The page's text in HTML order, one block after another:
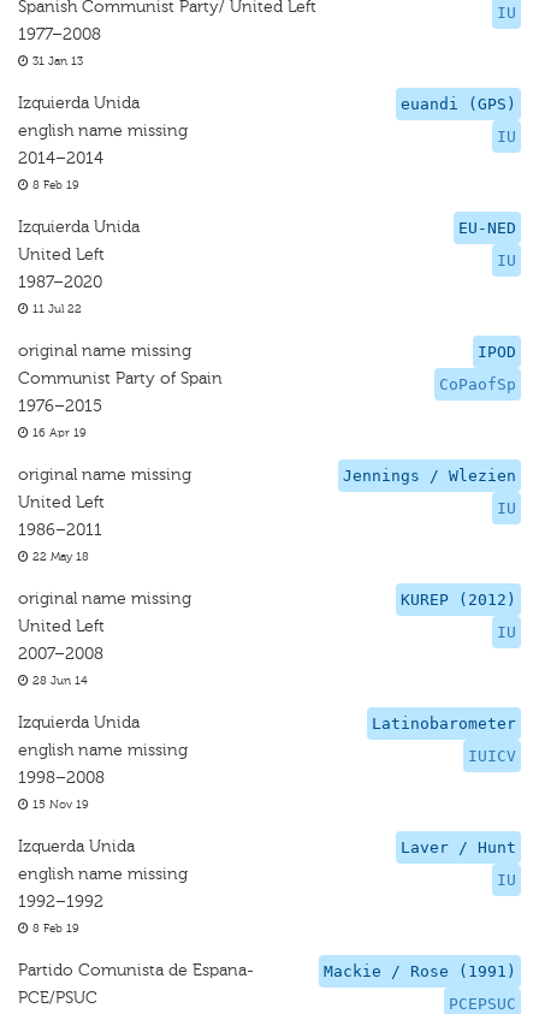
IU
Spanish Communist Party/ United Left
1977–2008
31 Jan 13
euandi (GPS)
IU
Izquierda Unida
english name missing
2014–2014
8 Feb 19
EU-NED
IU
Izquierda Unida
United Left
1987–2020
11 Jul 22
IPOD
CoPaofSp
original name missing
Communist Party of Spain
1976–2015
16 Apr 19
Jennings / Wlezien
IU
original name missing
United Left
1986–2011
22 May 18
KUREP (2012)
IU
original name missing
United Left
2007–2008
28 Jun 14
Latinobarometer
IUICV
Izquierda Unida
english name missing
1998–2008
15 Nov 19
Laver / Hunt
IU
Izquerda Unida
english name missing
1992–1992
8 Feb 19
Mackie / Rose (1991)
PCEPSUC
Partido Comunista de Espana-
PCE/PSUC